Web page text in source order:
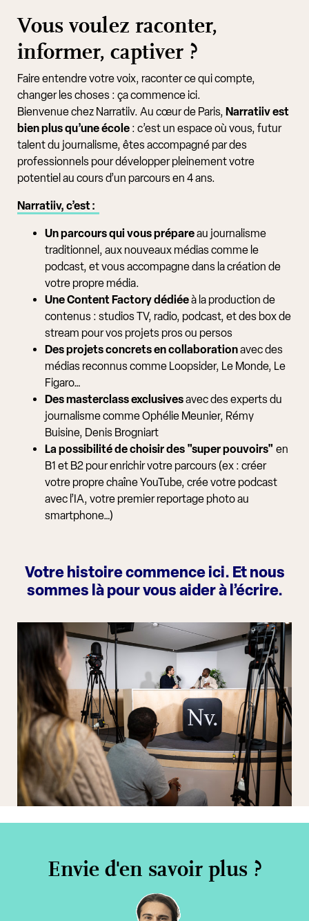
Vous voulez raconter,
informer, captiver ?
Faire entendre votre voix, raconter ce qui compte,
changer les choses : ça commence ici.
Bienvenue chez Narratiiv. Au cœur de Paris, Narratiiv est
bien plus qu’une école : c’est un espace où vous, futur
talent du journalisme, êtes accompagné par des
professionnels pour développer pleinement votre
potentiel au cours d’un parcours en 4 ans.
Narratiiv, c’est :
Un parcours qui vous prépareau journalisme
traditionnel, aux nouveaux médias comme le
podcast, et vous accompagne dans la création de
votre propre média.
Une Content Factory dédiéeà la production de
contenus : studios TV, radio, podcast, et des box de
stream pour vos projets pros ou persos
Des projets concrets en collaborationavec des
médias reconnus comme Loopsider, Le Monde, Le
Figaro…
Des masterclass exclusivesavec des experts du
journalisme comme Ophélie Meunier, Rémy
Buisine, Denis Brogniart
La possibilité de choisir des "super pouvoirs" en
B1 et B2 pour enrichir votre parcours (ex : créer
votre propre chaîne YouTube, crée votre podcast
avec l’IA, votre premier reportage photo au
smartphone…)
Votre histoire commence ici. Et nous
sommes là pour vous aider à l’écrire.
Envie d'en savoir plus ?